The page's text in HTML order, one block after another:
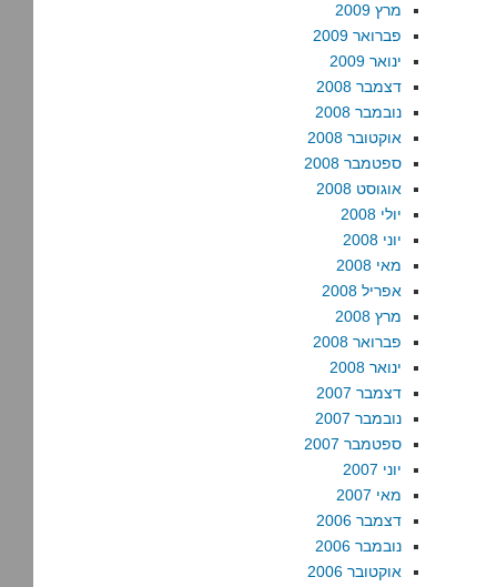
מרץ 2009
פברואר 2009
ינואר 2009
דצמבר 2008
נובמבר 2008
אוקטובר 2008
ספטמבר 2008
אוגוסט 2008
יולי 2008
יוני 2008
מאי 2008
אפריל 2008
מרץ 2008
פברואר 2008
ינואר 2008
דצמבר 2007
נובמבר 2007
ספטמבר 2007
יוני 2007
מאי 2007
דצמבר 2006
נובמבר 2006
אוקטובר 2006